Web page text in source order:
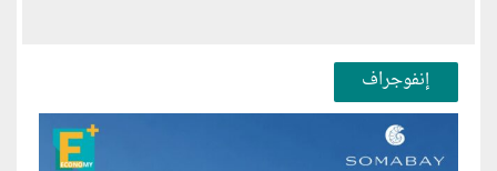
إنفوجراف